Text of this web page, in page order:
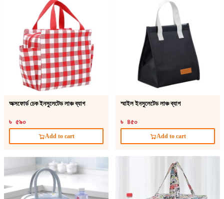
অক্সফোর্ড চেক ইনসুলেটেড লাঞ্চ ব্যাগ
৳ ৫৯০
Add to cart
স্মাইল ইনসুলেটেড লাঞ্চ ব্যাগ
৳ ৪৫০
Add to cart